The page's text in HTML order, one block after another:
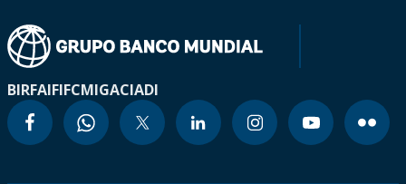
BIRFAIFIFCMIGACIADI